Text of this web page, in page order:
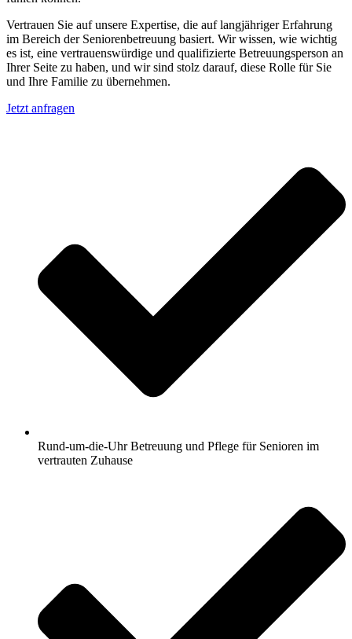
Vertrauen Sie auf unsere Expertise, die auf langjähriger Erfahrung
im Bereich der Seniorenbetreuung basiert. Wir wissen, wie wichtig
es ist, eine vertrauenswürdige und qualifizierte Betreuungsperson an
Ihrer Seite zu haben, und wir sind stolz darauf, diese Rolle für Sie
und Ihre Familie zu übernehmen.
Jetzt anfragen
Rund-um-die-Uhr Betreuung und Pflege für Senioren im
vertrauten Zuhause